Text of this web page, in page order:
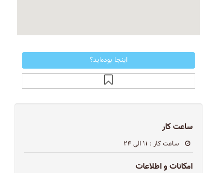
اینجا بوده‌اید؟
ساعت کار
ساعت کار : ۱۱ الی ۲۴
امکانات و اطلاعات